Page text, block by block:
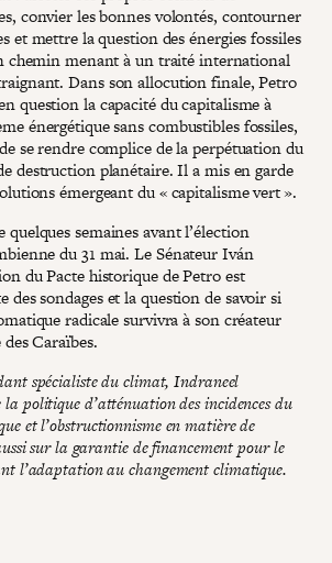
convier les bonnes volontés, contourner
et mettre la question des énergies fossiles
chemin menant à un traité international
Dans son allocution finale, Petro
question la capacité du capitalisme à
énergétique sans combustibles fossiles,
se rendre complice de la perpétuation du
destruction planétaire. Il a mis en garde
émergeant du « capitalisme vert ».
quelques semaines avant l’élection
du 31 mai. Le Sénateur Iván
du Pacte historique de Petro est
des sondages et la question de savoir si
radicale survivra à son créateur
Caraïbes.
spécialiste du climat, Indraneel
politique d’atténuation des incidences du
et l’obstructionnisme en matière de
sur la garantie de financement pour le
l’adaptation au changement climatique.